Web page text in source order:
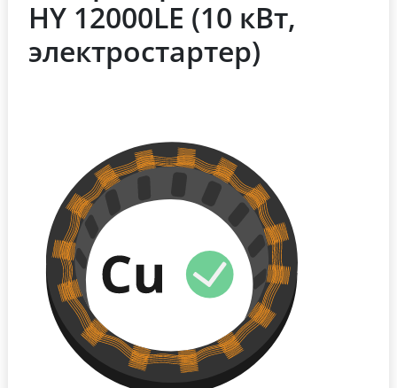
HY 12000LE (10 кВт,
электростартер)